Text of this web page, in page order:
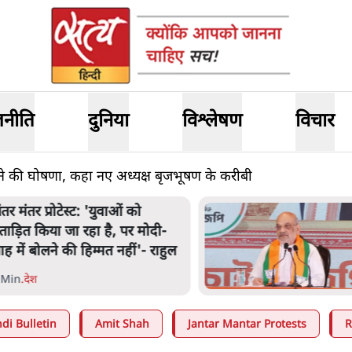
दुनिया विश्लेषण विचार
की घोषणा, कहा नए अध्यक्ष बृजभूषण के करीबी
शाह के संसद में आने पर
करे सरकार': राज्यसभा
ने केंद्र से कहा
.देश
Bulletin Amit Shah Jantar Mantar Protests